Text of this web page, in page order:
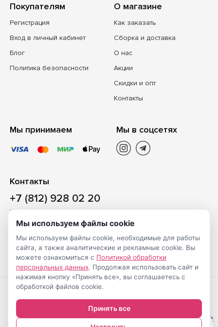
Покупателям
Регистрация
Вход в личный кабинет
Блог
Политика безопасности
О магазине
Как заказать
Сборка и доставка
О нас
Акции
Скидки и опт
Контакты
Мы принимаем Мы в соцсетях
Контакты
+7 (812) 928 02 20
Наш магазин
Санкт-Петербург, ул. Ворошилова, д. 2, Литер «Р» (БЦ
«Сигнал»), 3 этаж, пом. 2
На карте
Создание
интернет-
магазинов
© Shveimarkt.ru,
2017-2026
Настройка cookie
0
Мы используем файлы cookie
Мы используем файлы cookie, необходимые для работы
сайта, а также аналитические и рекламные cookie. Вы
можете ознакомиться с Политикой обработки
персональных данных. Продолжая использовать сайт и
нажимая кнопку «Принять все», вы соглашаетесь с
обработкой файлов cookie.
Принять все